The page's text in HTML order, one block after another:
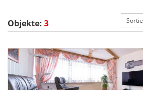
Objekte: 3